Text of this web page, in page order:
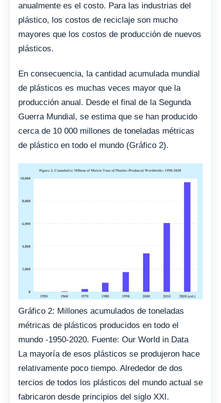
anualmente es el costo. Para las industrias del
plástico, los costos de reciclaje son mucho
mayores que los costos de producción de nuevos
plásticos.
En consecuencia, la cantidad acumulada mundial
de plásticos es muchas veces mayor que la
producción anual. Desde el final de la Segunda
Guerra Mundial, se estima que se han producido
cerca de 10 000 millones de toneladas métricas
de plástico en todo el mundo (Gráfico 2).
Gráfico 2: Millones acumulados de toneladas
métricas de plásticos producidos en todo el
mundo -1950-2020. Fuente: Our World in Data
La mayoría de esos plásticos se produjeron hace
relativamente poco tiempo. Alrededor de dos
tercios de todos los plásticos del mundo actual se
fabricaron desde principios del siglo XXI.